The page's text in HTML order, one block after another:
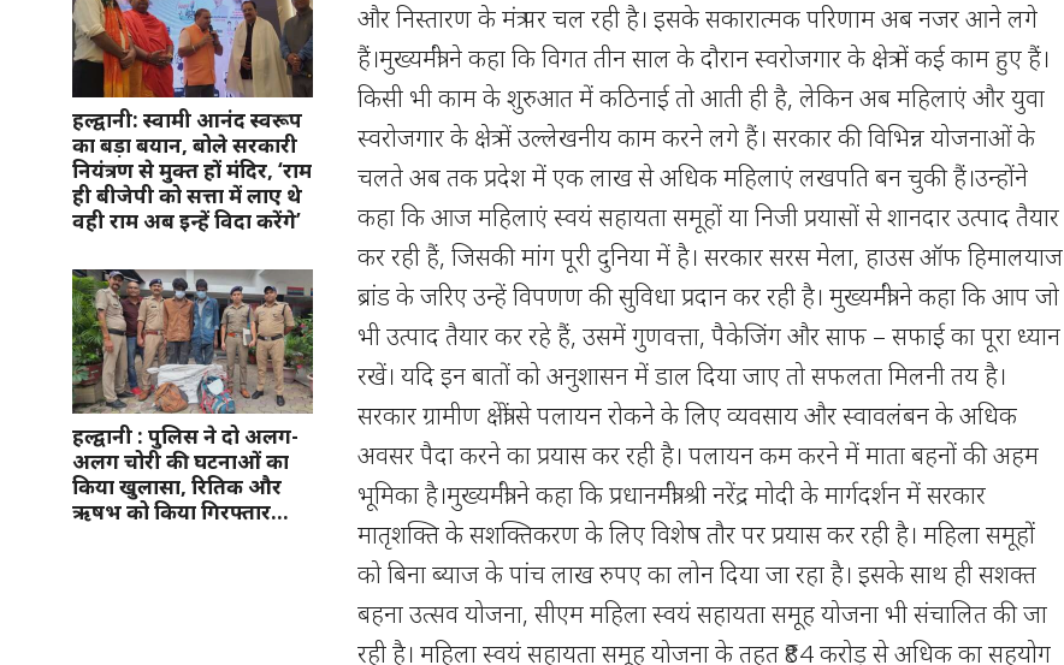
हल्द्वानी: स्वामी आनंद स्वरूप
का बड़ा बयान, बोले सरकारी
नियंत्रण से मुक्त हों मंदिर, ‘राम
ही बीजेपी को सत्ता में लाए थे
वही राम अब इन्हें विदा करेंगे’
हल्द्वानी : पुलिस ने दो अलग-
अलग चोरी की घटनाओं का
किया खुलासा, रितिक और
ऋषभ को किया गिरफ्तार…
और निस्तारण के मंत्र पर चल रही है। इसके सकारात्मक परिणाम अब नजर आने लगे
हैं।मुख्यमंत्री ने कहा कि विगत तीन साल के दौरान स्वरोजगार के क्षेत्र में कई काम हुए हैं।
किसी भी काम के शुरुआत में कठिनाई तो आती ही है, लेकिन अब महिलाएं और युवा
स्वरोजगार के क्षेत्र में उल्लेखनीय काम करने लगे हैं। सरकार की विभिन्न योजनाओं के
चलते अब तक प्रदेश में एक लाख से अधिक महिलाएं लखपति बन चुकी हैं।उन्होंने
कहा कि आज महिलाएं स्वयं सहायता समूहों या निजी प्रयासों से शानदार उत्पाद तैयार
कर रही हैं, जिसकी मांग पूरी दुनिया में है। सरकार सरस मेला, हाउस ऑफ हिमालयाज
ब्रांड के जरिए उन्हें विपणण की सुविधा प्रदान कर रही है। मुख्यमंत्री ने कहा कि आप जो
भी उत्पाद तैयार कर रहे हैं, उसमें गुणवत्ता, पैकेजिंग और साफ – सफाई का पूरा ध्यान
रखें। यदि इन बातों को अनुशासन में डाल दिया जाए तो सफलता मिलनी तय है।
सरकार ग्रामीण क्षेत्रों से पलायन रोकने के लिए व्यवसाय और स्वावलंबन के अधिक
अवसर पैदा करने का प्रयास कर रही है। पलायन कम करने में माता बहनों की अहम
भूमिका है।मुख्यमंत्री ने कहा कि प्रधानमंत्री श्री नरेंद्र मोदी के मार्गदर्शन में सरकार
मातृशक्ति के सशक्तिकरण के लिए विशेष तौर पर प्रयास कर रही है। महिला समूहों
को बिना ब्याज के पांच लाख रुपए का लोन दिया जा रहा है। इसके साथ ही सशक्त
बहना उत्सव योजना, सीएम महिला स्वयं सहायता समूह योजना भी संचालित की जा
रही है। महिला स्वयं सहायता समूह योजना के तहत ₹84 करोड़ से अधिक का सहयोग